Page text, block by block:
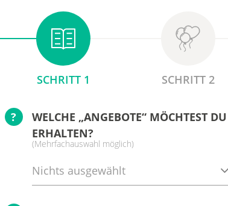
SCHRITT 1 SCHRITT 2
?
WELCHE „ANGEBOTE“ MÖCHTEST DU
ERHALTEN?
(Mehrfachauswahl möglich)
Nichts ausgewählt